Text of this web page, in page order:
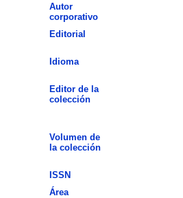
Autor
corporativo
Editorial
Idioma
Editor de la
colección
Volumen de
la colección
ISSN
Área